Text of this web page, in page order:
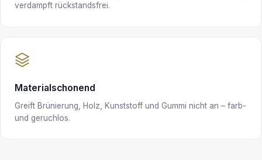
verdampft rückstandsfrei.
Materialschonend
Greift Brünierung, Holz, Kunststoff und Gummi nicht an – farb-
und geruchlos.